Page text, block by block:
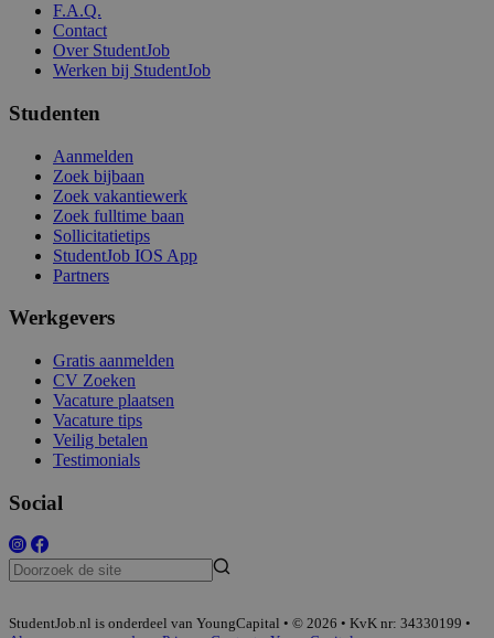
F.A.Q.
Contact
Over StudentJob
Werken bij StudentJob
Studenten
Aanmelden
Zoek bijbaan
Zoek vakantiewerk
Zoek fulltime baan
Sollicitatietips
StudentJob IOS App
Partners
Werkgevers
Gratis aanmelden
CV Zoeken
Vacature plaatsen
Vacature tips
Veilig betalen
Testimonials
Social
StudentJob.nl is onderdeel van YoungCapital • © 2026 • KvK nr: 34330199 •